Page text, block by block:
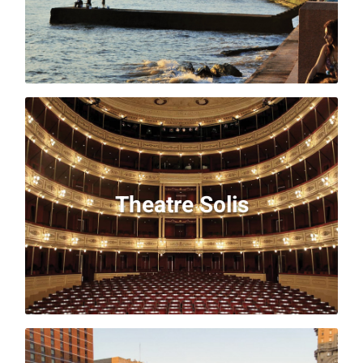
plages et la rivière.
Theatre Solis
Theatre Solis
Avis aux amateurs de musique et de spectacles :
vous serez comblés par ce magnifique théâtre, une
véritable oeuvre d'art !